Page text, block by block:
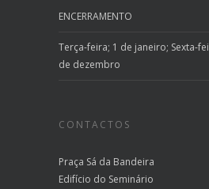
ENCERRAMENTO
Terça-feira; 1 de janeiro; Sexta-
de dezembro
CONTACTOS
Praça Sá da Bandeira
Edifício do Seminário